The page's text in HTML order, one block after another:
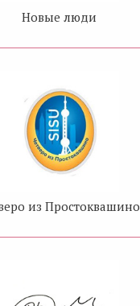
Новые люди
из Простоквашино